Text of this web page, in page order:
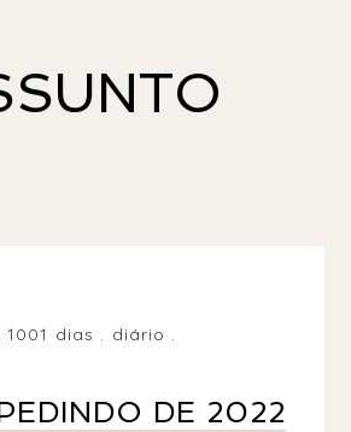
1001 dias . diário .
DE 2022